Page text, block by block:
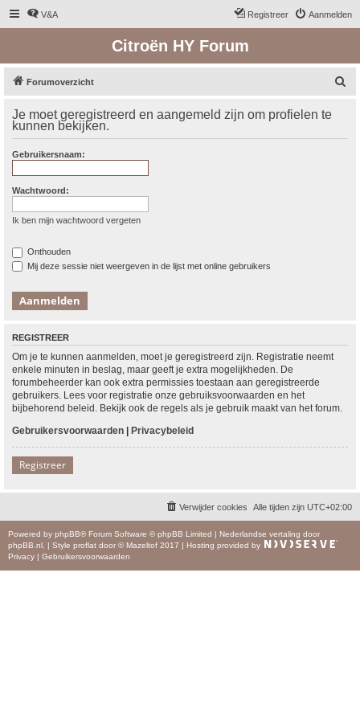
V&A Aanmelden
Registreer
Citroën HY Forum
Forumoverzicht
k
Je moet geregistreerd en aangemeld zijn om profielen te
kunnen bekijken.
Gebruikersnaam:
Wachtwoord:
Ik ben mijn wachtwoord vergeten
Onthouden
Mij deze sessie niet weergeven in de lijst met online gebruikers
REGISTREER
Om je te kunnen aanmelden, moet je geregistreerd zijn. Registratie neemt
enkele minuten in beslag, maar geeft je extra mogelijkheden. De
forumbeheerder kan ook extra permissies toestaan aan geregistreerde
gebruikers. Lees voor registratie onze gebruiksvoorwaarden en het
bijbehorend beleid. Bekijk ook de regels als je gebruik maakt van het forum.
Gebruikersvoorwaarden | Privacybeleid
Registreer
Alle tijden zijn UTC+02:00
Verwijder cookies
Powered by phpBB® Forum Software © phpBB Limited | Nederlandse vertaling door
phpBB.nl
| Style proflat door © Mazeltof 2017 | Hosting provided by
Privacy | Gebruikersvoorwaarden